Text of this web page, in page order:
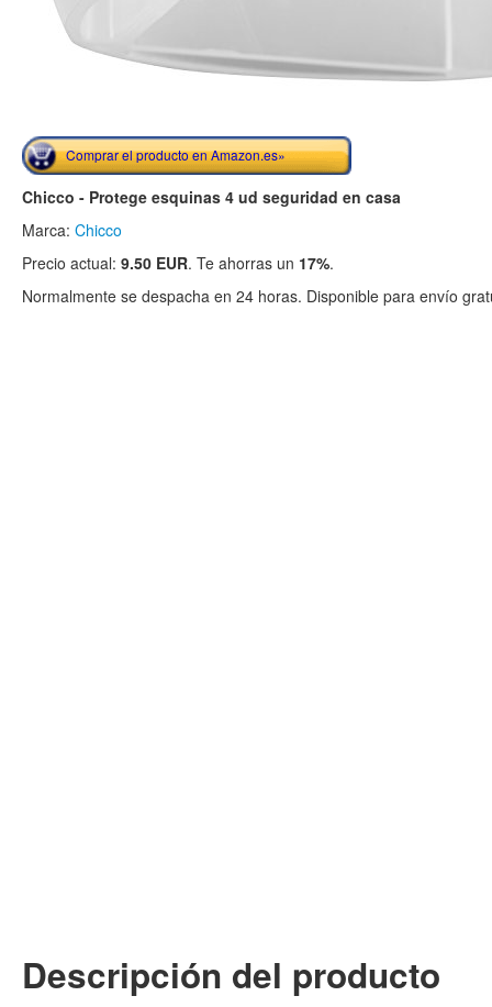
Comprar el producto en Amazon.es»
Chicco - Protege esquinas 4 ud seguridad en casa
Marca: Chicco
Precio actual: 9.50 EUR. Te ahorras un 17%.
Normalmente se despacha en 24 horas. Disponible para envío
Descripción del producto